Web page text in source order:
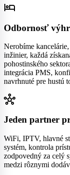
hotel
Odbornosť
Nerobíme
inžinier, každá
pohostinského
integrácia PMS,
navrhnuté pre hustú
hub
Jeden partner
WiFi, IPTV, hlavné
systém, kontrola
zodpovedný za celý
medzi rôznymi